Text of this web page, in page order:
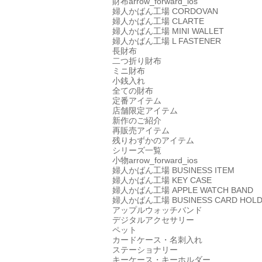
婦人かばん工場 CORDOVAN
婦人かばん工場 CLARTE
婦人かばん工場 MINI WALLET
婦人かばん工場 L FASTENER
長財布
二つ折り財布
ミニ財布
小銭入れ
全ての財布
定番アイテム
店舗限定アイテム
新作のご紹介
再販売アイテム
残りわずかのアイテム
シリーズ一覧
小物arrow_forward_ios
婦人かばん工場 BUSINESS ITEM
婦人かばん工場 KEY CASE
婦人かばん工場 APPLE WATCH BAND
婦人かばん工場 BUSINESS CARD
アップルウォッチバンド
デジタルアクセサリー
ペット
カードケース・名刺入れ
ステーショナリー
キーケース・キーホルダー